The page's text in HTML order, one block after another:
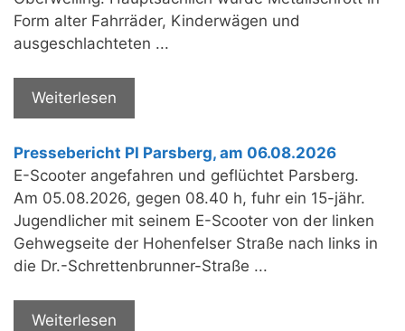
Form alter Fahrräder, Kinderwägen und
ausgeschlachteten ...
Weiterlesen
Pressebericht PI Parsberg, am 06.08.2026
E-Scooter angefahren und geflüchtet Parsberg.
Am 05.08.2026, gegen 08.40 h, fuhr ein 15-jähr.
Jugendlicher mit seinem E-Scooter von der linken
Gehwegseite der Hohenfelser Straße nach links in
die Dr.-Schrettenbrunner-Straße ...
Weiterlesen